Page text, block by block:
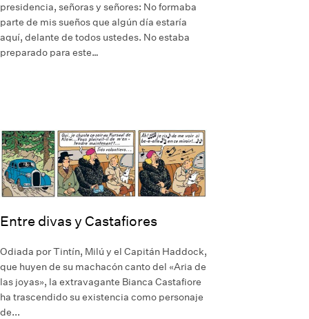
presidencia, señoras y señores: No formaba
parte de mis sueños que algún día estaría
aquí, delante de todos ustedes. No estaba
preparado para este…
Entre divas y Castafiores
Odiada por Tintín, Milú y el Capitán Haddock,
que huyen de su machacón canto del «Aria de
las joyas», la extravagante Bianca Castafiore
ha trascendido su existencia como personaje
de...